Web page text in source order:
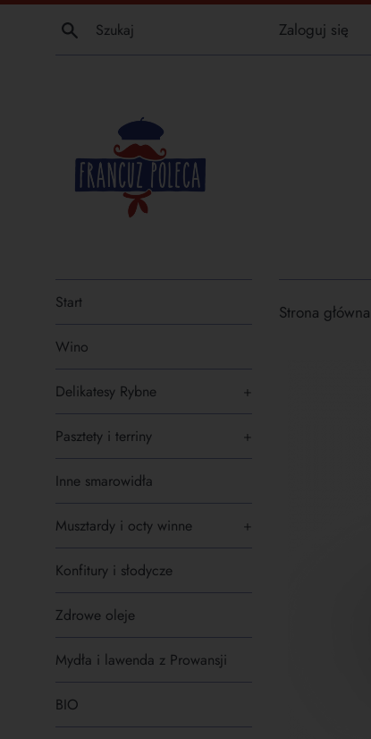
Przejdź
Szukaj Zaloguj się
Start
Wino
Delikatesy Rybne +
Pasztety i terriny +
Inne smarowidła
Musztardy i octy winne +
Konfitury i słodycze
Zdrowe oleje
Mydła i lawenda z Prowansji
BIO
Strona główna